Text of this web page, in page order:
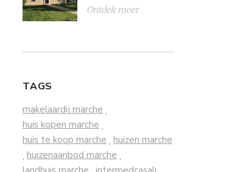
Ontdek meer
TAGS
makelaardij marche ,
huis kopen marche ,
huis te koop marche , huizen marche
, huizenaanbod marche ,